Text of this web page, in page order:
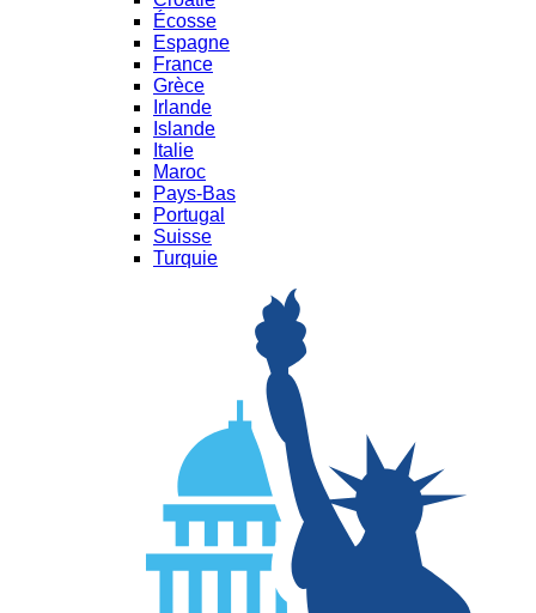
Écosse
Espagne
France
Grèce
Irlande
Islande
Italie
Maroc
Pays-Bas
Portugal
Suisse
Turquie